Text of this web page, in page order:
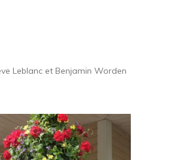
Leblanc et Benjamin Worden